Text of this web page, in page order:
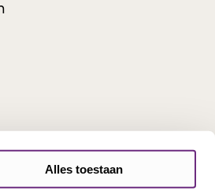
Alles toestaan